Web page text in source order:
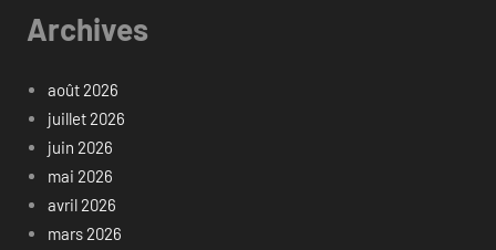
Archives
août 2026
juillet 2026
juin 2026
mai 2026
avril 2026
mars 2026